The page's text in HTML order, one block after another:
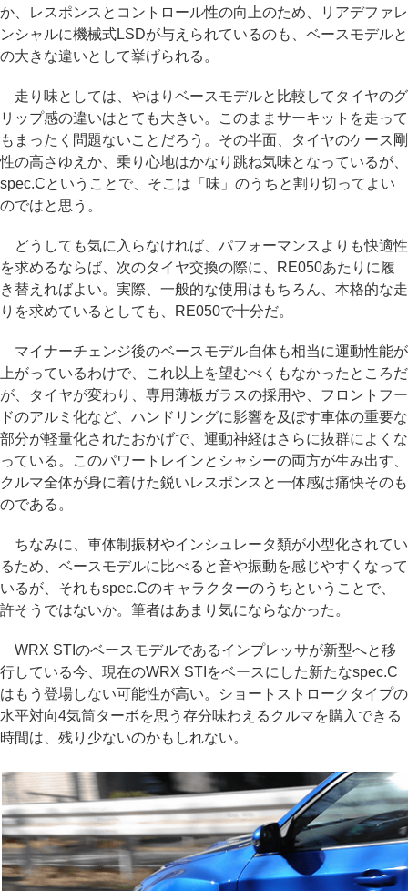
か、レスポンスとコントロール性の向上のため、リアデファレ
ンシャルに機械式LSDが与えられているのも、ベースモデルと
の大きな違いとして挙げられる。
走り味としては、やはりベースモデルと比較してタイヤのグ
リップ感の違いはとても大きい。このままサーキットを走って
もまったく問題ないことだろう。その半面、タイヤのケース剛
性の高さゆえか、乗り心地はかなり跳ね気味となっているが、
spec.Cということで、そこは「味」のうちと割り切ってよい
のではと思う。
どうしても気に入らなければ、パフォーマンスよりも快適性
を求めるならば、次のタイヤ交換の際に、RE050あたりに履
き替えればよい。実際、一般的な使用はもちろん、本格的な走
りを求めているとしても、RE050で十分だ。
マイナーチェンジ後のベースモデル自体も相当に運動性能が
上がっているわけで、これ以上を望むべくもなかったところだ
が、タイヤが変わり、専用薄板ガラスの採用や、フロントフー
ドのアルミ化など、ハンドリングに影響を及ぼす車体の重要な
部分が軽量化されたおかげで、運動神経はさらに抜群によくな
っている。このパワートレインとシャシーの両方が生み出す、
クルマ全体が身に着けた鋭いレスポンスと一体感は痛快そのも
のである。
ちなみに、車体制振材やインシュレータ類が小型化されてい
るため、ベースモデルに比べると音や振動を感じやすくなって
いるが、それもspec.Cのキャラクターのうちということで、
許そうではないか。筆者はあまり気にならなかった。
WRX STIのベースモデルであるインプレッサが新型へと移
行している今、現在のWRX STIをベースにした新たなspec.C
はもう登場しない可能性が高い。ショートストロークタイプの
水平対向4気筒ターボを思う存分味わえるクルマを購入できる
時間は、残り少ないのかもしれない。